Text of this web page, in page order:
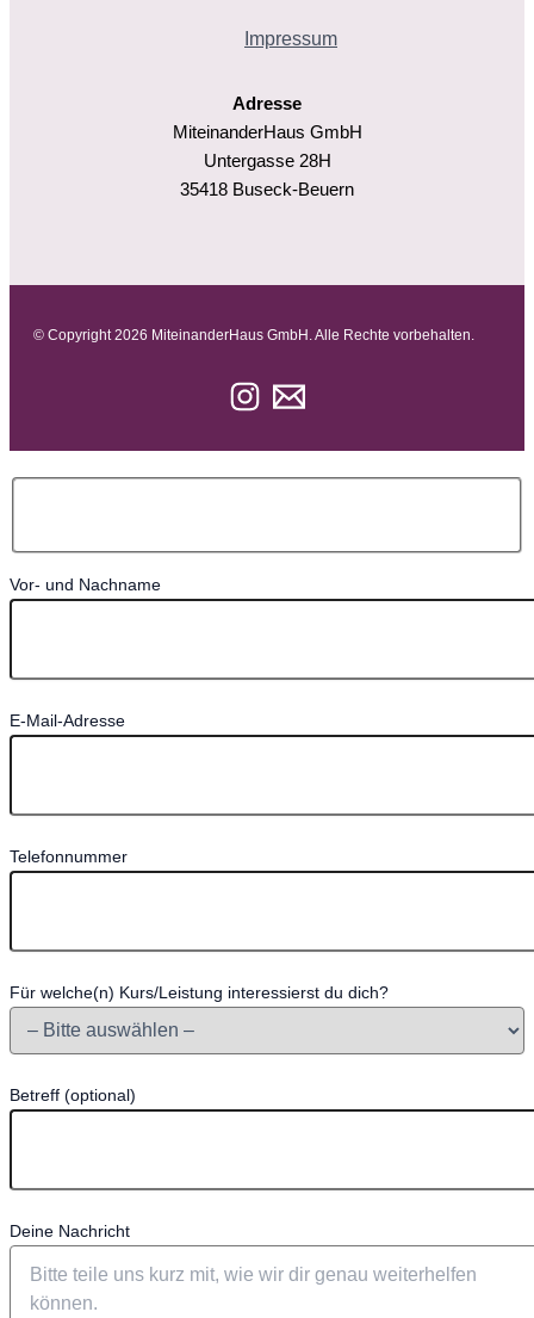
Impressum
Adresse
MiteinanderHaus GmbH
Untergasse 28H
35418 Buseck-Beuern
© Copyright2026 MiteinanderHaus GmbH. Alle Rechte vorbehalten.
Vor- und Nachname
E-Mail-Adresse
Telefonnummer
Für welche(n) Kurs/Leistung interessierst du dich?
Betreff (optional)
Deine Nachricht